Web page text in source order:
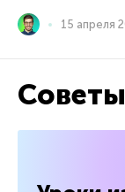
15 апреля
Советы